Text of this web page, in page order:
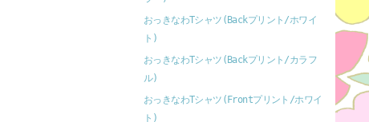
おっきなわTシャツ(Backプリント/ホワイ
ト)
おっきなわTシャツ(Backプリント/カラフ
ル)
おっきなわTシャツ(Frontプリント/ホワイ
ト)